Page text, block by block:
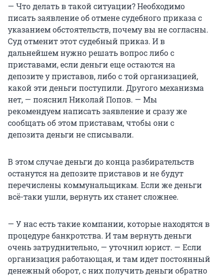
— Что делать в такой ситуации? Необходимо
писать заявление об отмене судебного приказа с
указанием обстоятельств, почему вы не согласны.
Суд отменит этот судебный приказ. И в
дальнейшем нужно решать вопрос либо с
приставами, если деньги еще остаются на
депозите у приставов, либо с той организацией,
какой эти деньги поступили. Другого механизма
нет, — пояснил Николай Попов. — Мы
рекомендуем написать заявление и сразу же
сообщать об этом приставам, чтобы они с
депозита деньги не списывали.
В этом случае деньги до конца разбирательств
останутся на депозите приставов и не будут
перечислены коммунальщикам. Если же деньги
всё-таки ушли, вернуть их станет сложнее.
— У нас есть такие компании, которые находятся в
процедуре банкротства. И там вернуть деньги
очень затруднительно, — уточнил юрист. — Если
организация работающая, и там идет постоянный
денежный оборот, с них получить деньги обратно